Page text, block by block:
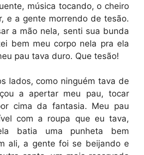
música tocando, o cheiro
e a gente morrendo de tesão.
a mão nela, senti sua bunda
bem meu corpo nela pra ela
pau tava duro. Que tesão!
lados, como ninguém tava de
a apertar meu pau, tocar
cima da fantasia. Meu pau
com a roupa que eu tava,
batia uma punheta bem
ali, a gente foi se beijando e